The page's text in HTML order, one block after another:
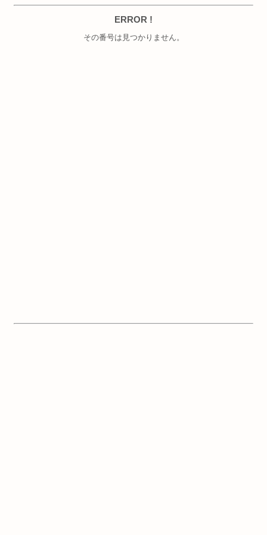
ERROR !
その番号は見つかりません。